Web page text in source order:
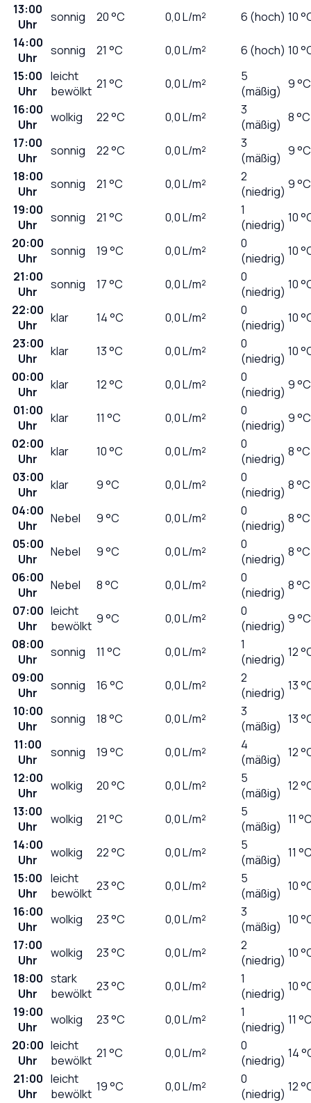
13:00
Uhr
sonnig 20°C 0,0L/m² 6 (hoch) 10
14:00
Uhr
sonnig 21 °C 0,0L/m² 6 (hoch) 10
15:00
Uhr
leicht
bewölkt 21 °C 0,0L/m²
5
(mäßig) 9 °C
16:00
Uhr
wolkig 22°C 0,0L/m²
3
(mäßig) 8 °C
17:00
Uhr
sonnig 22°C 0,0L/m²
3
(mäßig) 9 °C
18:00
Uhr
sonnig 21 °C 0,0L/m²
2
(niedrig) 9 °C
19:00
Uhr
sonnig 21 °C 0,0L/m²
1
(niedrig) 10
20:00
Uhr
sonnig 19°C 0,0L/m²
0
(niedrig) 10
21:00
Uhr
sonnig 17°C 0,0L/m²
0
(niedrig) 10
22:00
Uhr
klar 14°C 0,0L/m²
0
(niedrig) 10
23:00
Uhr
klar 13°C 0,0L/m²
0
(niedrig) 10
00:00
Uhr
klar 12°C 0,0L/m²
0
(niedrig) 9 °C
01:00
Uhr
klar 11 °C 0,0L/m²
0
(niedrig) 9 °C
02:00
Uhr
klar 10°C 0,0L/m²
0
(niedrig) 8 °C
03:00
Uhr
klar 9°C 0,0L/m²
0
(niedrig) 8 °C
04:00
Uhr
Nebel 9°C 0,0L/m²
0
(niedrig) 8 °C
05:00
Uhr
Nebel 9°C 0,0L/m²
0
(niedrig) 8 °C
06:00
Uhr
Nebel 8°C 0,0L/m²
0
(niedrig) 8 °C
07:00
Uhr
leicht
bewölkt 9°C 0,0L/m²
0
(niedrig) 9 °C
08:00
Uhr
sonnig 11 °C 0,0L/m²
1
(niedrig) 12
09:00
Uhr
sonnig 16°C 0,0L/m²
2
(niedrig) 13
10:00
Uhr
sonnig 18°C 0,0L/m²
3
(mäßig) 13
11:00
Uhr
sonnig 19°C 0,0L/m²
4
(mäßig) 12
12:00
Uhr
wolkig 20°C 0,0L/m²
5
(mäßig) 12
13:00
Uhr
wolkig 21 °C 0,0L/m²
5
(mäßig) 11
14:00
Uhr
wolkig 22°C 0,0L/m²
5
(mäßig) 11
15:00
Uhr
leicht
bewölkt 23°C 0,0L/m²
5
(mäßig) 10
16:00
Uhr
wolkig 23°C 0,0L/m²
3
(mäßig) 10
17:00
Uhr
wolkig 23°C 0,0L/m²
2
(niedrig) 10
18:00
Uhr
stark
bewölkt 23°C 0,0L/m²
1
(niedrig) 10
19:00
Uhr
wolkig 23°C 0,0L/m²
1
(niedrig) 11
20:00
Uhr
leicht
bewölkt 21 °C 0,0L/m²
0
(niedrig) 14
21:00
Uhr
leicht
bewölkt 19°C 0,0L/m²
0
(niedrig) 12